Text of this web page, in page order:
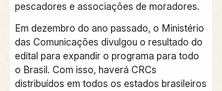
pescadores e associações de moradores.
Em dezembro do ano passado, o Ministério
das Comunicações divulgou o resultado do
edital para expandir o programa para todo
o Brasil. Com isso, haverá CRCs
distribuídos em todos os estados brasileiros